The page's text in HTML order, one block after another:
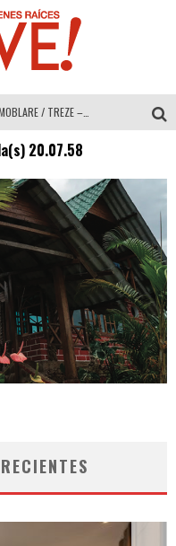
MULTIOFICINAS / AMOBLARE / TREZE – Especial Interiorismo & Decoración 2026
COLINEAL – Especial Interiorismo & Decoración 2026
ADRIANA HOYOS DESIGN STUDIO – Especial Interiorismo & Decoración 2026
20.07.58